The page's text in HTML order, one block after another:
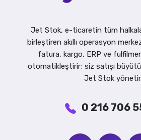
Jet Stok, e-ticaretin tüm
birleştiren akıllı operasyon
fatura, kargo, ERP ve
otomatikleştirir; siz satışı
Jet Stok yönetir.
0 216 706